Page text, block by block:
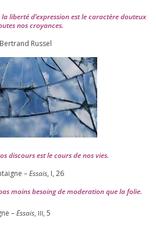
liber­té d’expression est le carac­tère dou­teux
nos croyances.
Ber­trand Russel
dis­cours est le cours de nos vies.
–Essais, I, 26
pas moins besoing de mode­ra­tion que la folie.
–Essais, III, 5